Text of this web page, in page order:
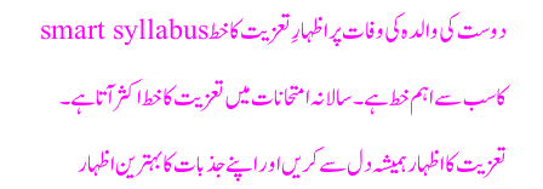
دوست کی والدہ کی وفات پر اظہارِ تعزیت کا خط smart syllabus
کا سب سے اہم خط ہے۔ سالانہ امتحانات میں تعزیت کا خط اکثر آتا ہے۔
تعزیت کا اظہار ہمیشہ دل سے کریں اور اپنے جذبات کا بہترین اظہار